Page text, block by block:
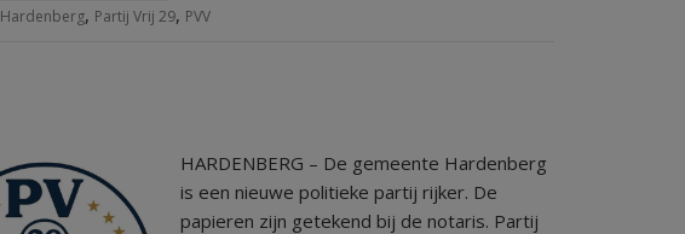
Hardenberg, Partij Vrij 29, PVV
HARDENBERG – De gemeente Hardenberg
is een nieuwe politieke partij rijker. De
papieren zijn getekend bij de notaris. Partij